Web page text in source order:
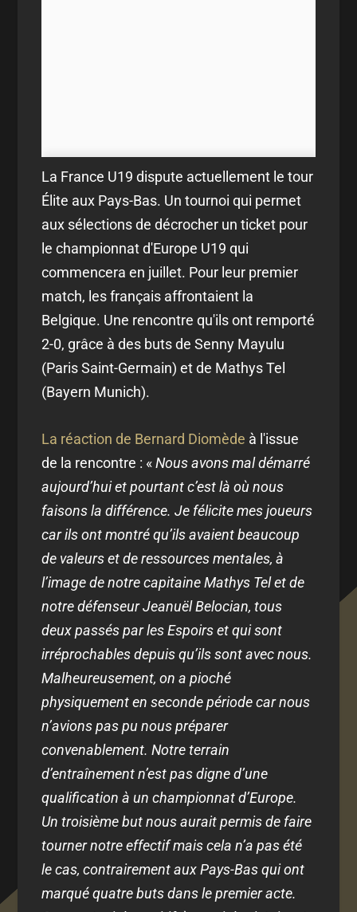
La France U19 dispute actuellement le tour
Élite aux Pays-Bas. Un tournoi qui permet
aux sélections de décrocher un ticket pour
le championnat d'Europe U19 qui
commencera en juillet. Pour leur premier
match, les français affrontaient la
Belgique. Une rencontre qu'ils ont remporté
2-0, grâce à des buts de Senny Mayulu
(Paris Saint-Germain) et de Mathys Tel
(Bayern Munich).
La réaction de Bernard Diomède à l'issue
de la rencontre : «Nous avons mal démarré
aujourd’hui et pourtant c’est là où nous
faisons la différence. Je félicite mes joueurs
car ils ont montré qu’ils avaient beaucoup
de valeurs et de ressources mentales, à
l’image de notre capitaine Mathys Tel et de
notre défenseur Jeanuël Belocian, tous
deux passés par les Espoirs et qui sont
irréprochables depuis qu’ils sont avec nous.
Malheureusement, on a pioché
physiquement en seconde période car nous
n’avions pas pu nous préparer
convenablement. Notre terrain
d’entraînement n’est pas digne d’une
qualification à un championnat d’Europe.
Un troisième but nous aurait permis de faire
tourner notre effectif mais cela n’a pas été
le cas, contrairement aux Pays-Bas qui ont
marqué quatre buts dans le premier acte.